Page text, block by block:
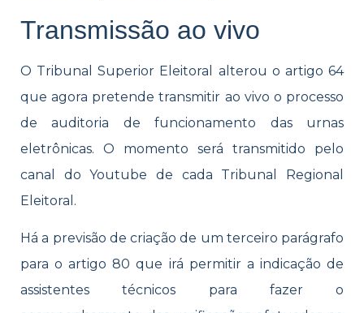
Transmissão ao vivo
O Tribunal Superior Eleitoral alterou o artigo 64
que agora pretende transmitir ao vivo o processo
de auditoria de funcionamento das urnas
eletrônicas. O momento será transmitido pelo
canal do Youtube de cada Tribunal Regional
Eleitoral.
Há a previsão de criação de um terceiro parágrafo
para o artigo 80 que irá permitir a indicação de
assistentes técnicos para fazer o